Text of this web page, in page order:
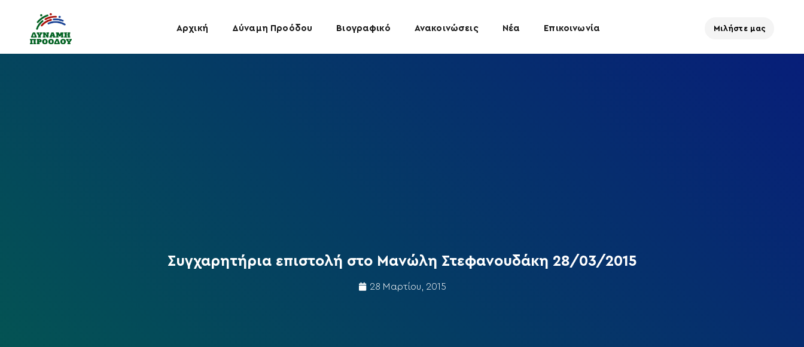
Αρχική Δύναμη Προόδου Βιογραφικό Ανακοινώσεις Νέα Επικοινωνία Μιλήστε μας
Συγχαρητήρια επιστολή στο Μανώλη Στεφανουδάκη 28/03/2015
28 Μαρτίου, 2015